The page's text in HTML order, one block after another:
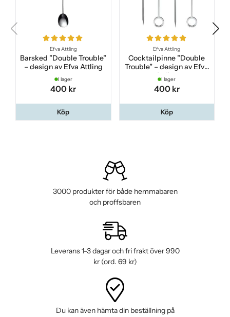
Efva Attling
Barsked ”Double Trouble”
– design av Efva Attling
I lager
400 kr
Köp
Efva Attling
Cocktailpinne ”Double
Trouble” – design av Efva
Attling
I lager
400 kr
Köp
3000 produkter för både hemmabaren
och proffsbaren
Leverans 1-3 dagar och fri frakt över 990
kr (ord. 69 kr)
Du kan även hämta din beställning på